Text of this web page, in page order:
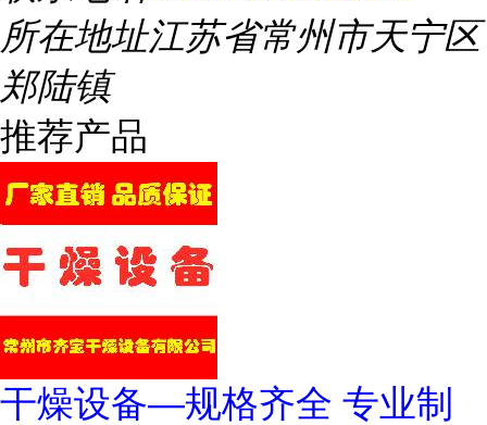
所在地址江苏省常州市天宁区
郑陆镇
推荐产品
干燥设备—规格齐全 专业制